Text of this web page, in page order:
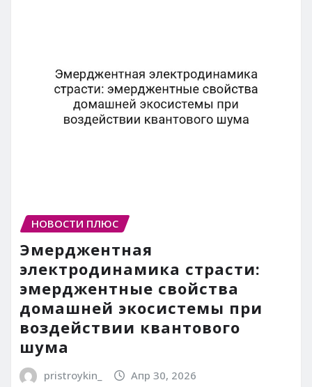
НОВОСТИ ПЛЮС
Эмерджентная
электродинамика страсти:
эмерджентные свойства
домашней экосистемы при
воздействии квантового
шума
pristroykin_ Апр 30, 2026